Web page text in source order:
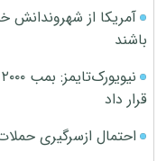
آمریکا از شهروندانش
باشند
قرار داد
احتمال ازسرگیری